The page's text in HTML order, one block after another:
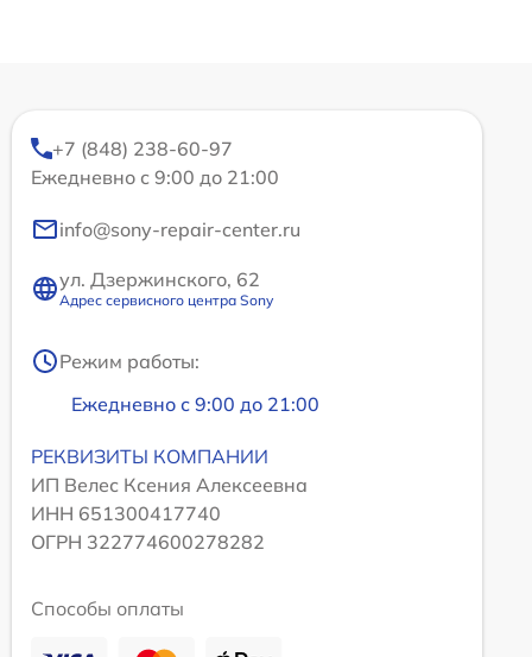
+7 (848) 238-60-97
Ежедневно с 9:00 до 21:00
info@sony-repair-center.ru
ул. Дзержинского, 62
Адрес сервисного центра Sony
Режим работы:
Ежедневно с 9:00 до 21:00
РЕКВИЗИТЫ КОМПАНИИ
ИП Велес Ксения Алексеевна
ИНН 651300417740
ОГРН 322774600278282
Способы оплаты